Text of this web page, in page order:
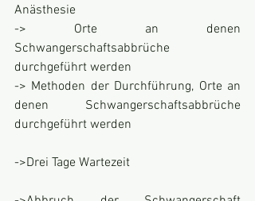
Anästhesie
-> Orte an denen
Schwangerschaftsabbrüche
durchgeführt werden
-> Methoden der Durchführung, Orte an
denen Schwangerschaftsabbrüche
durchgeführt werden
->Drei Tage Wartezeit